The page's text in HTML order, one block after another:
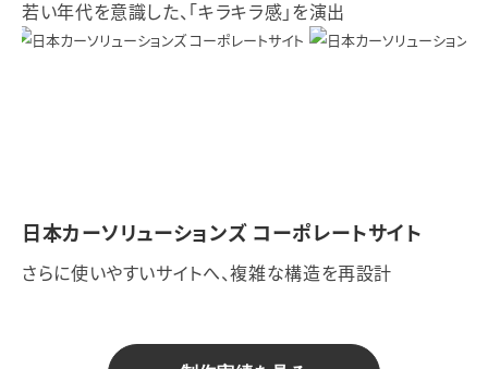
若い年代を意識した、「キラキラ感」を演出
日本カーソリューションズ コーポレートサイト
さらに使いやすいサイトへ、複雑な構造を再設計